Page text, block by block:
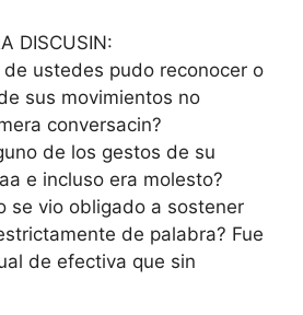
DISCUSIN:
de ustedes pudo reconocer o
sus movimientos no
conversacin?
de los gestos de su
e incluso era molesto?
se vio obligado a sostener
de palabra? Fue
de efectiva que sin